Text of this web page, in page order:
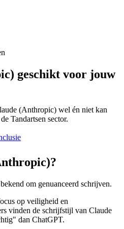
geschikt voor jouw
(Anthropic) wel én niet kan
Tandartsen sector.
?
om genuanceerd schrijven.
op veiligheid en
vinden de schrijfstijl van Claude
dan ChatGPT.